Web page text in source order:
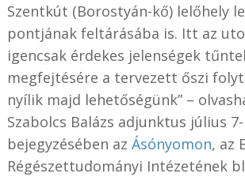
Szentkút (Borostyán-kő) lelőhely
pontjának feltárásába is. Itt az
igencsak érdekes jelenségek
megfejtésére a tervezett őszi
nyílik majd lehetőségünk” –
Szabolcs Balázs adjunktus július
bejegyzésében az Ásónyomon, az
Régészettudományi Intézetének